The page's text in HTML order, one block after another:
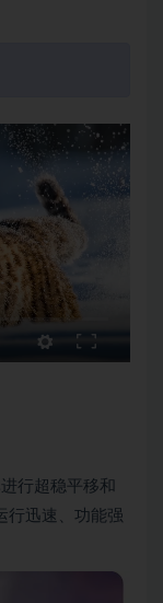
行超稳平移和
行迅速、功能强